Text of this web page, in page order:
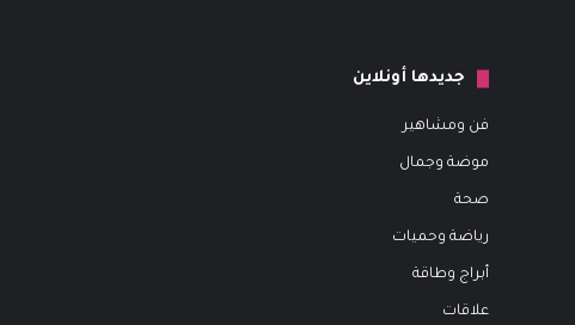
جديدها أونلاين
فن ومشاهير
موضة وجمال
صحة
رياضة وحميات
أبراج وطاقة
علاقات